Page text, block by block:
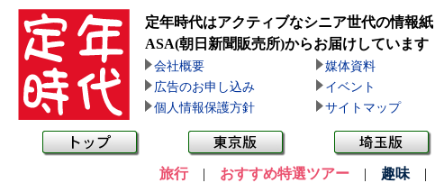
定年時代はアクティブなシニア世代の情報紙
ASA(朝日新聞販売所)からお届けしています
会社概要 媒体資料
広告のお申し込み
イベント
個人情報保護方針
サイトマップ
旅行| おすすめ特選ツアー | 趣味 |